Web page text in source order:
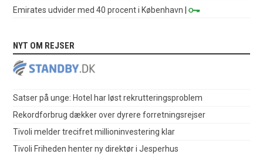
Emirates udvider med 40 procent i København |
NYT OM REJSER
Satser på unge: Hotel har løst rekrutteringsproblem
Rekordforbrug dækker over dyrere forretningsrejser
Tivoli melder trecifret millioninvestering klar
Tivoli Friheden henter ny direktør i Jesperhus